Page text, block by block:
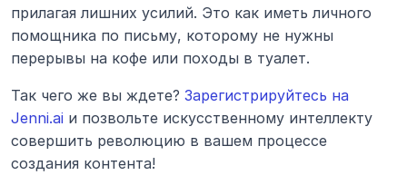
прилагая лишних усилий. Это как иметь личного
помощника по письму, которому не нужны
перерывы на кофе или походы в туалет.
Так чего же вы ждете? Зарегистрируйтесь на
Jenni.ai и позвольте искусственному интеллекту
совершить революцию в вашем процессе
создания контента!